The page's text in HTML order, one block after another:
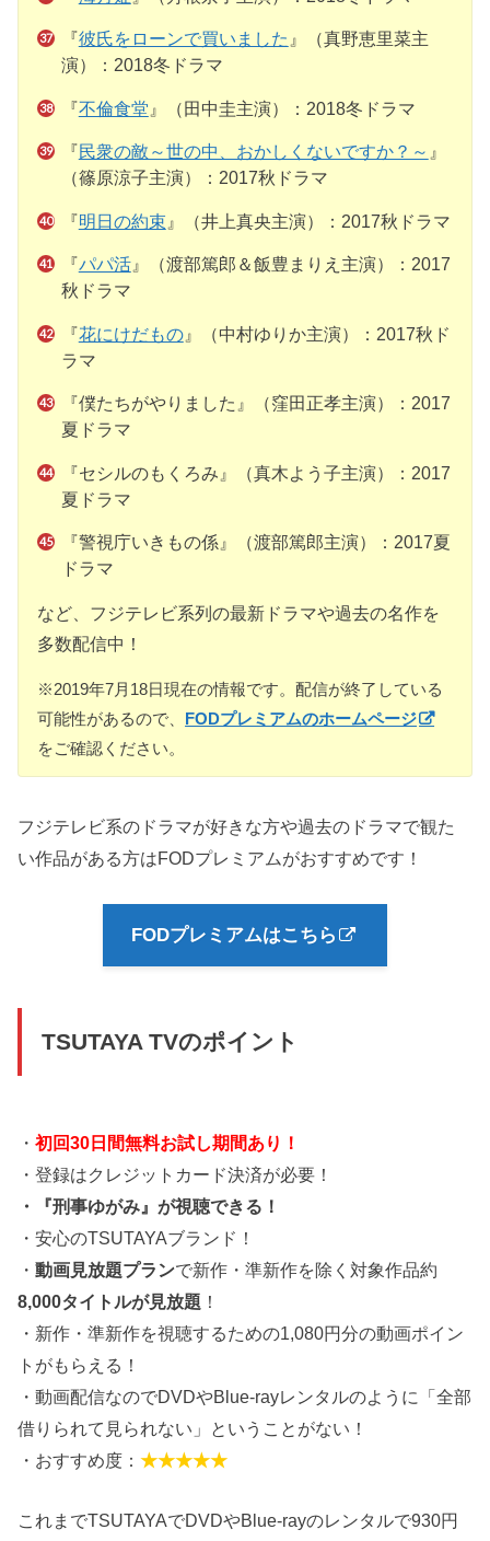
『彼氏をローンで買いました 』（真野恵里菜主
演）：2018冬ドラマ
『不倫食堂 』（田中圭主演）：2018冬ドラマ
『民衆の敵～世の中、おかしくないですか？～ 』
（篠原涼子主演）：2017秋ドラマ
『明日の約束 』（井上真央主演）：2017秋ドラマ
『パパ活』（渡部篤郎＆飯豊まりえ主演）：2017
秋ドラマ
『花にけだもの』（中村ゆりか主演）：2017秋ド
ラマ
『僕たちがやりました』（窪田正孝主演）：2017
夏ドラマ
『セシルのもくろみ』（真木よう子主演）：2017
夏ドラマ
『警視庁いきもの係』（渡部篤郎主演）：2017夏
ドラマ
など、フジテレビ系列の最新ドラマや過去の名作を
多数配信中！
※2019年7月18日現在の情報です。配信が終了している
可能性があるので、 FODプレミアムのホームページ
をご確認ください。
フジテレビ系のドラマが好きな方や過去のドラマで観た
い作品がある方はFODプレミアムがおすすめです！
FODプレミアムはこちら
TSUTAYA TVのポイント
・初回30日間無料お試し期間あり！
・登録はクレジットカード決済が必要！
・『刑事ゆがみ』が視聴できる！
・安心のTSUTAYAブランド！
・動画見放題プランで新作・準新作を除く対象作品約
8,000タイトルが見放題 ！
・新作・準新作を視聴するための1,080円分の動画ポイン
トがもらえる！
・動画配信なのでDVDやBlue-rayレンタルのように「全部
借りられて見られない」ということがない！
・おすすめ度：★★★★★
これまでTSUTAYAでDVDやBlue-rayのレンタルで930円